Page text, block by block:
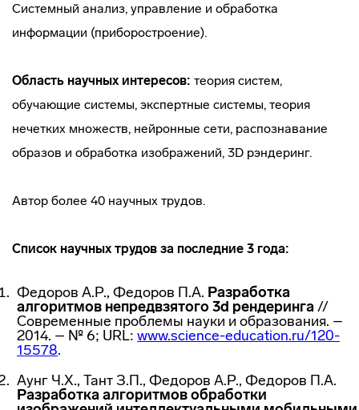
Системный анализ, управление и обработка
информации (приборостроение).
Область научных интересов: теория систем,
обучающие системы, экспертные системы, теория
нечетких множеств, нейронные сети, распознавание
образов и обработка изображений, 3D рэндеринг.
Автор более 40 научных трудов.
Список научных трудов за последние 3 года:
Федоров А.Р., Федоров П.А. Разработка
алгоритмов непредвзятого 3d рендеринга //
Современные проблемы науки и образования. –
2014. – № 6; URL: www.science-education.ru/120-
15578.
Аунг Ч.Х., Тант З.П., Федоров А.Р., Федоров П.А.
Разработка алгоритмов обработки